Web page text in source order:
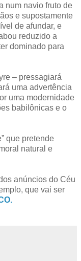
num navio fruto de
e supostamente
de afundar, e
reduzido a
dominado para
– pressagiará
uma advertência
uma modernidade
babilônicas e o
que pretende
natural e
anúncios do Céu
que vai ser